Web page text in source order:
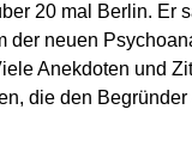
20 mal Berlin. Er
der neuen
Anekdoten und
die den